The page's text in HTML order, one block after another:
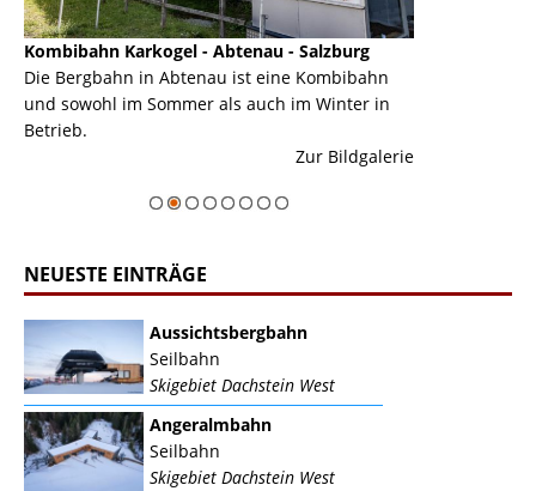
Kombibahn Karkogel - Abtenau - Salzburg
Die Bergbahn in Abtenau ist eine Kombibahn
und sowohl im Sommer als auch im Winter in
Betrieb.
Zur Bildgalerie
NEUESTE EINTRÄGE
Aussichtsbergbahn
Seilbahn
Skigebiet Dachstein West
Angeralmbahn
Seilbahn
Skigebiet Dachstein West